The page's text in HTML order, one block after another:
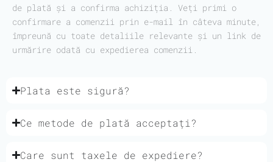
de plată și a confirma achiziția. Veți primi o
confirmare a comenzii prin e-mail în câteva minute,
împreună cu toate detaliile relevante și un link de
urmărire odată cu expedierea comenzii.
Plata este sigură?
Ce metode de plată acceptați?
Care sunt taxele de expediere?